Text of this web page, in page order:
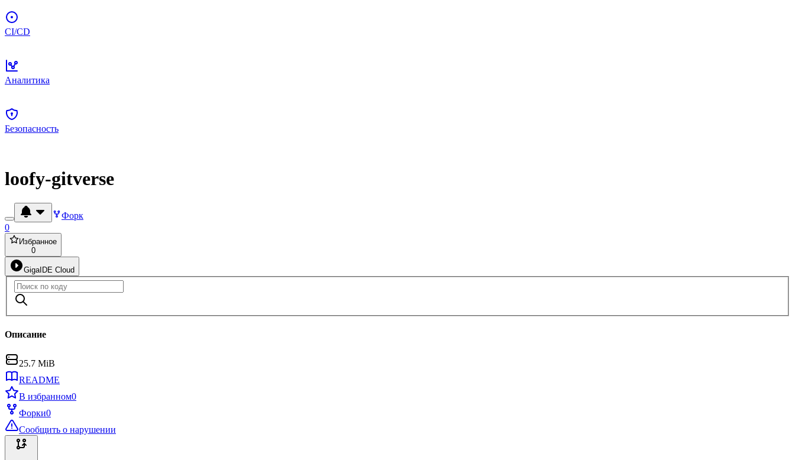
CI/CD
Аналитика
Безопасность
loofy-gitverse
Форк
0
Избранное
0
GigaIDE Cloud
Описание
25.7 MiB
README
В избранном0
Форки0
Сообщить о нарушении